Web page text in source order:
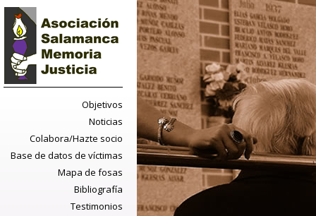
Objetivos
Noticias
Colabora/Hazte socio
Base de datos de víctimas
Mapa de fosas
Bibliografía
Testimonios